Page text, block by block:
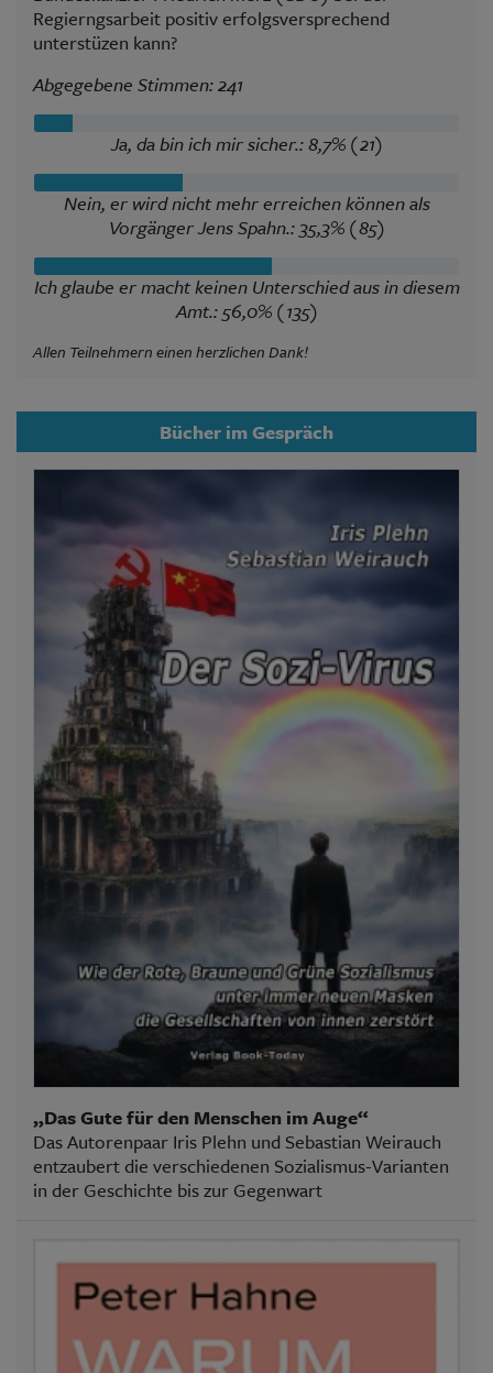
Regierngsarbeit positiv erfolgsversprechend
unterstüzen kann?
Abgegebene Stimmen: 241
Ja, da bin ich mir sicher.: 8,7% (21)
Nein, er wird nicht mehr erreichen können als
Vorgänger Jens Spahn.: 35,3% (85)
Ich glaube er macht keinen Unterschied aus in diesem
Amt.: 56,0% (135)
Allen Teilnehmern einen herzlichen Dank!
Bücher im Gespräch
„Das Gute für den Menschen im Auge“
Das Autorenpaar Iris Plehn und Sebastian Weirauch
entzaubert die verschiedenen Sozialismus-Varianten
in der Geschichte bis zur Gegenwart